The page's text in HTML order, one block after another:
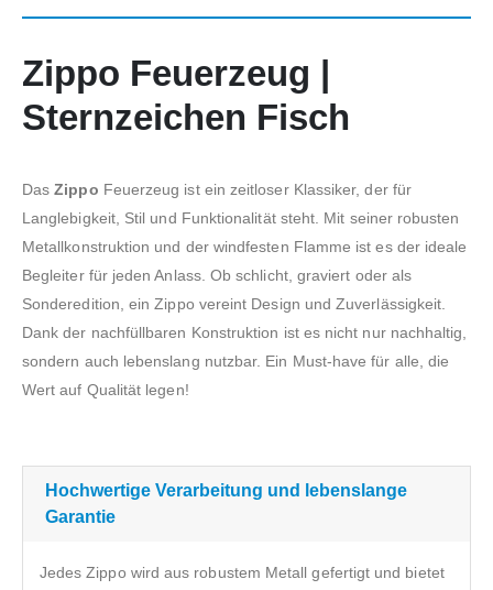
Zippo Feuerzeug |
Sternzeichen Fisch
DasZippo Feuerzeug ist ein zeitloser Klassiker, der für
Langlebigkeit, Stil und Funktionalität steht. Mit seiner robusten
Metallkonstruktion und der windfesten Flamme ist es der ideale
Begleiter für jeden Anlass. Ob schlicht, graviert oder als
Sonderedition, ein Zippo vereint Design und Zuverlässigkeit.
Dank der nachfüllbaren Konstruktion ist es nicht nur nachhaltig,
sondern auch lebenslang nutzbar. Ein Must-have für alle, die
Wert auf Qualität legen!
Hochwertige Verarbeitung und lebenslange
Garantie
Jedes Zippo wird aus robustem Metall gefertigt und bietet